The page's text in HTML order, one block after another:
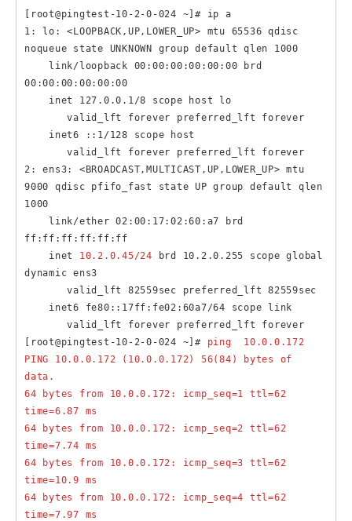
[root@pingtest-10-2-0-024 ~]# ip a
1: lo: <LOOPBACK,UP,LOWER_UP> mtu 65536 qdisc
noqueue state UNKNOWN group default qlen 1000
00:00:00:00:00:00
       valid_lft forever preferred_lft forever
       valid_lft forever preferred_lft forever
2: ens3: <BROADCAST,MULTICAST,UP,LOWER_UP> mtu
9000 qdisc pfifo_fast state UP group default qlen
1000
ff:ff:ff:ff:ff:ff
    inet
10.2.0.45/24 brd 10.2.0.255 scope global
dynamic ens3
       valid_lft 82559sec preferred_lft 82559sec
       valid_lft forever preferred_lft forever
[root@pingtest-10-2-0-024 ~]#
ping  10.0.0.172
PING 10.0.0.172 (10.0.0.172) 56(84) bytes of
data.
64 bytes from 10.0.0.172: icmp_seq=1 ttl=62
time=6.87 ms
64 bytes from 10.0.0.172: icmp_seq=2 ttl=62
time=7.74 ms
64 bytes from 10.0.0.172: icmp_seq=3 ttl=62
time=10.9 ms
64 bytes from 10.0.0.172: icmp_seq=4 ttl=62
time=7.97 ms